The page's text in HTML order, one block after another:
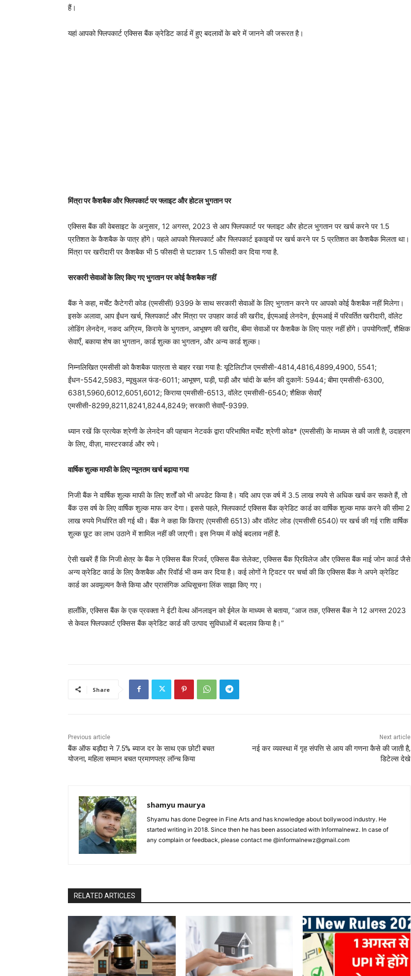
हैं।
यहां आपको फ्लिपकार्ट एक्सिस बैंक क्रेडिट कार्ड में हुए बदलावों के बारे में जानने की जरूरत है।
मिंत्रा पर कैशबैक और फ्लिपकार्ट पर फ्लाइट और होटल भुगतान पर
एक्सिस बैंक की वेबसाइट के अनुसार, 12 अगस्त, 2023 से आप फ्लिपकार्ट पर फ्लाइट और होटल भुगतान पर खर्च करने पर 1.5
प्रतिशत के कैशबैक के पात्र होंगे। पहले आपको फ्लिपकार्ट और फ्लिपकार्ट इकाइयों पर खर्च करने पर 5 प्रतिशत का कैशबैक मिलता था।
मिंत्रा पर खरीदारी पर कैशबैक भी 5 फीसदी से घटाकर 1.5 फीसदी कर दिया गया है.
सरकारी सेवाओं के लिए किए गए भुगतान पर कोई कैशबैक नहीं
बैंक ने कहा, मर्चेंट कैटेगरी कोड (एमसीसी) 9399 के साथ सरकारी सेवाओं के लिए भुगतान करने पर आपको कोई कैशबैक नहीं मिलेगा।
इसके अलावा, आप ईंधन खर्च, फ्लिपकार्ट और मिंत्रा पर उपहार कार्ड की खरीद, ईएमआई लेनदेन, ईएमआई में परिवर्तित खरीदारी, वॉलेट
लोडिंग लेनदेन, नकद अग्रिम, किराये के भुगतान, आभूषण की खरीद, बीमा सेवाओं पर कैशबैक के लिए पात्र नहीं होंगे। उपयोगिताएँ, शैक्षिक
सेवाएँ, बकाया शेष का भुगतान, कार्ड शुल्क का भुगतान, और अन्य कार्ड शुल्क।
निम्नलिखित एमसीसी को कैशबैक पात्रता से बाहर रखा गया है: यूटिलिटीज एमसीसी-4814,4816,4899,4900, 5541;
ईंधन-5542,5983, म्यूचुअल फंड-6011; आभूषण, घड़ी, घड़ी और चांदी के बर्तन की दुकानें: 5944; बीमा एमसीसी-6300,
6381,5960,6012,6051,6012; किराया एमसीसी-6513, वॉलेट एमसीसी-6540; शैक्षिक सेवाएँ
एमसीसी-8299,8211,8241,8244,8249; सरकारी सेवाएँ-9399.
ध्यान रखें कि प्रत्येक श्रेणी के लेनदेन की पहचान नेटवर्क द्वारा परिभाषित मर्चेंट श्रेणी कोड* (एमसीसी) के माध्यम से की जाती है, उदाहरण
के लिए, वीज़ा, मास्टरकार्ड और रुपे।
वार्षिक शुल्क माफी के लिए न्यूनतम खर्च बढ़ाया गया
निजी बैंक ने वार्षिक शुल्क माफी के लिए शर्तों को भी अपडेट किया है। यदि आप एक वर्ष में 3.5 लाख रुपये से अधिक खर्च कर सकते हैं, तो
बैंक उस वर्ष के लिए वार्षिक शुल्क माफ कर देगा। इससे पहले, फ्लिपकार्ट एक्सिस बैंक क्रेडिट कार्ड का वार्षिक शुल्क माफ करने की सीमा 2
लाख रुपये निर्धारित की गई थी। बैंक ने कहा कि किराए (एमसीसी 6513) और वॉलेट लोड (एमसीसी 6540) पर खर्च की गई राशि वार्षिक
शुल्क छूट का लाभ उठाने में शामिल नहीं की जाएगी। इस नियम में कोई बदलाव नहीं है.
ऐसी खबरें हैं कि निजी क्षेत्र के बैंक ने एक्सिस बैंक रिजर्व, एक्सिस बैंक सेलेक्ट, एक्सिस बैंक प्रिविलेज और एक्सिस बैंक माई जोन कार्ड जैसे
अन्य क्रेडिट कार्ड के लिए कैशबैक और रिवॉर्ड भी कम कर दिया है। कई लोगों ने ट्विटर पर चर्चा की कि एक्सिस बैंक ने अपने क्रेडिट
कार्ड का अवमूल्यन कैसे किया और प्रासंगिक अधिसूचना लिंक साझा किए गए।
हालाँकि, एक्सिस बैंक के एक प्रवक्ता ने ईटी वेल्थ ऑनलाइन को ईमेल के माध्यम से बताया, “आज तक, एक्सिस बैंक ने 12 अगस्त 2023
से केवल फ्लिपकार्ट एक्सिस बैंक क्रेडिट कार्ड की उत्पाद सुविधाओं में बदलाव किया है।”
Share
Previous article
बैंक ऑफ बड़ौदा ने 7.5% ब्याज दर के साथ एक छोटी बचत
योजना, महिला सम्मान बचत प्रमाणपत्र लॉन्च किया
Next article
नई कर व्यवस्था में गृह संपत्ति से आय की गणना कैसे की जाती है,
डिटेल्स देखे
shamyu maurya
Shyamu has done Degree in Fine Arts and has knowledge about bollywood industry. He
started writing in 2018. Since then he has been associated with Informalnewz. In case of
any complain or feedback, please contact me @informalnewz@gmail.com
RELATED ARTICLES